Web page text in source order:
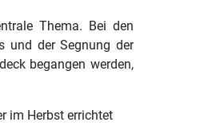
Thema. Bei den
und der Segnung der
begangen werden,
im Herbst errichtet